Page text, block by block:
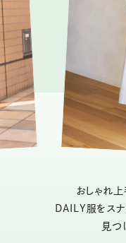
おしゃれ
DAILY服をスナ
見つ